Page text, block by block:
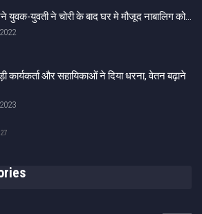
युवक-युवती ने चोरी के बाद घर मे मौजूद नाबालिग को…
कार्यकर्ता और सहायिकाओं ने दिया धरना, वेतन बढ़ाने